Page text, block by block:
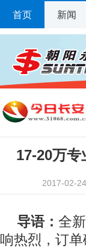
首页 新闻
17-20万
2017-02-
导语： 全
响热烈，订